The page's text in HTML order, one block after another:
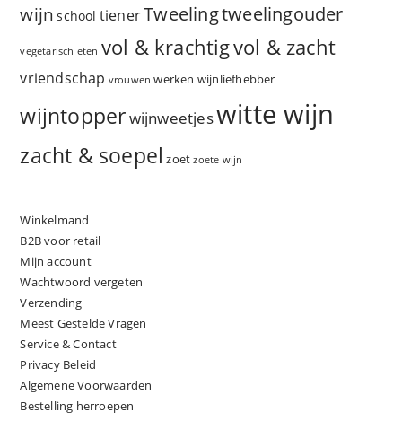
wijn school tienerTweelingtweelingouder
vegetarisch eten vol & krachtigvol & zacht
vriendschap vrouwen werken wijnliefhebber
wijntopperwijnweetjeswitte wijn
zacht & soepel zoet zoete wijn
Winkelmand
B2B voor retail
Mijn account
Wachtwoord vergeten
Verzending
Meest Gestelde Vragen
Service & Contact
Privacy Beleid
Algemene Voorwaarden
Bestelling herroepen